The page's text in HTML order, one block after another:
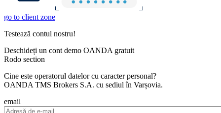
go to client zone
Testează contul nostru!
Deschideți un cont demo OANDA gratuit
Rodo section
Cine este operatorul datelor cu caracter personal?
OANDA TMS Brokers S.A. cu sediul în Varșovia.
email